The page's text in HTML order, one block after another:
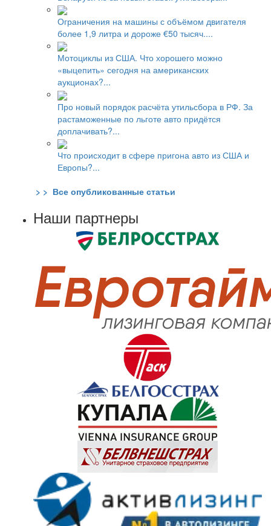
Ограничения на машины с объёмом двигателя
более 1,9 литра и дороже €50 тысяч....
Мотоциклы из США. Что хорошего можно
«выцепить» сегодня на американских
аукционах?...
Про новый порядок расчёта утильсбора в РФ. За
растаможенные по льготе авто придётся
доплачивать?...
Что происходит в сфере пригона авто из США и
Европы?...
> > Все опубликованные статьи
Наши партнеры